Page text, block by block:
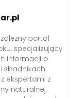
portal
specjalizujący
informacji o
ekspertami z
naturalnej,